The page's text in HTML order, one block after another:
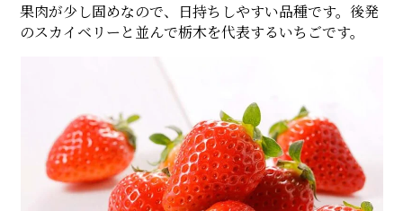
果肉が少し固めなので、日持ちしやすい品種です。後発
のスカイベリーと並んで栃木を代表するいちごです。